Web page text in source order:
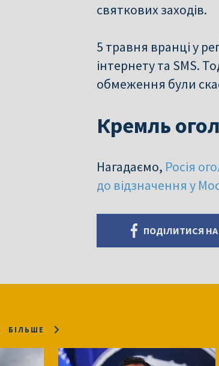
святкових заходів.
5 травня вранці у
інтернету та SMS.
обмеження були
Кремль
Нагадаємо, Росія
до відзначення у
ПОДІЛИТИСЯ НА
БІЛЬШЕ